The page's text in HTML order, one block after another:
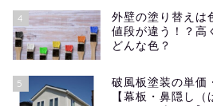
4
外壁の塗り替えは
値段が違う！？高
どんな色？
5
破風板塗装の単価
【幕板・鼻隠し（